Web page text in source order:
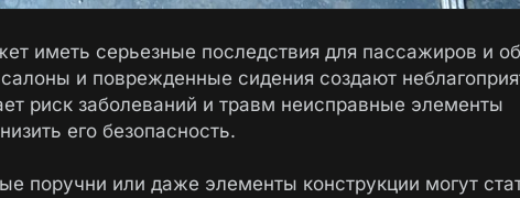
иметь серьезные последствия для пассажиров и
и поврежденные сидения создают
риск заболеваний и травм неисправные элементы
его безопасность.
поручни или даже элементы конструкции могут